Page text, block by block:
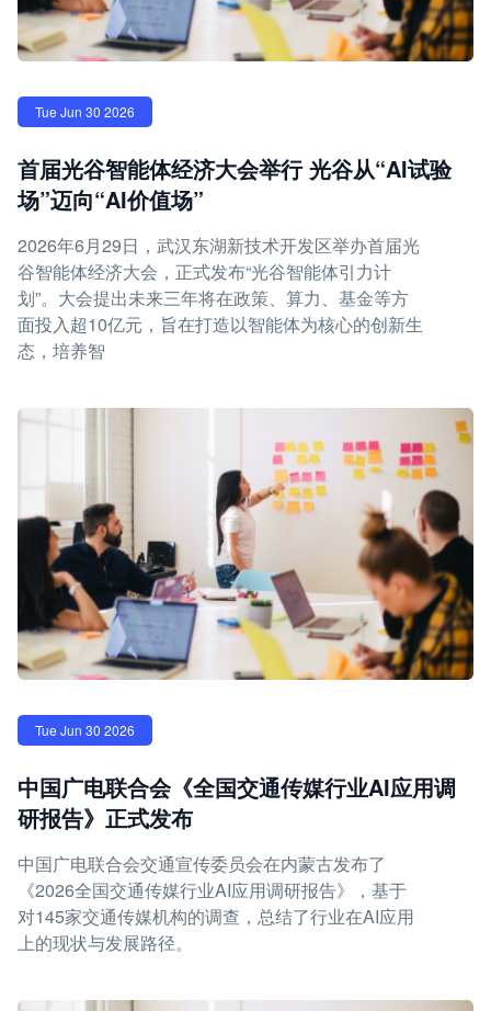
Tue Jun 30 2026
首届光谷智能体经济大会举行 光谷从“AI试验
场”迈向“AI价值场”
2026年6月29日，武汉东湖新技术开发区举办首届光
谷智能体经济大会，正式发布“光谷智能体引力计
划”。大会提出未来三年将在政策、算力、基金等方
面投入超10亿元，旨在打造以智能体为核心的创新生
态，培养智
Tue Jun 30 2026
中国广电联合会《全国交通传媒行业AI应用调
研报告》正式发布
中国广电联合会交通宣传委员会在内蒙古发布了
《2026全国交通传媒行业AI应用调研报告》，基于
对145家交通传媒机构的调查，总结了行业在AI应用
上的现状与发展路径。